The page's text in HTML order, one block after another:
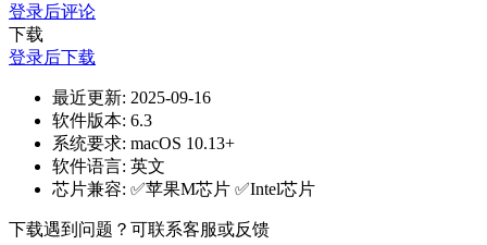
登录后评论
下载
登录后下载
最近更新: 2025-09-16
软件版本: 6.3
系统要求: macOS 10.13+
软件语言: 英文
芯片兼容: ✅苹果M芯片 ✅Intel芯片
下载遇到问题？可联系客服或反馈